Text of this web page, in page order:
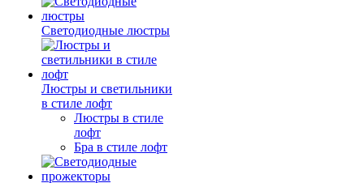
Светодиодные люстры
Люстры и светильники
в стиле лофт
Люстры в стиле
лофт
Бра в стиле лофт